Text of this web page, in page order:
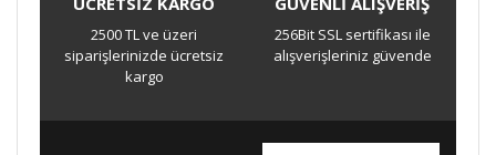
2500 TL ve üzeri
siparişlerinizde ücretsiz
kargo
256Bit SSL sertifikası ile
alışverişleriniz güvende